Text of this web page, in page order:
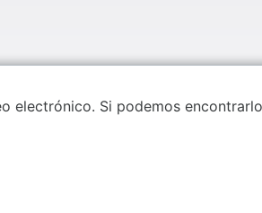
electrónico. Si podemos